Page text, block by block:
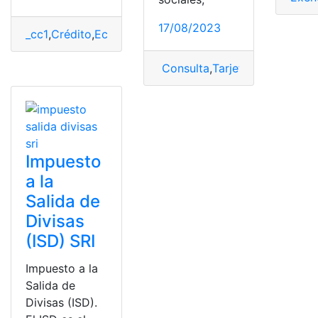
_cc1,Crédito,Ecuador interés,Tarjetas
17/08/2023
Consulta,Tarjetas
Impuesto
a la
Salida de
Divisas
(ISD) SRI
Impuesto a la
Salida de
Divisas (ISD).